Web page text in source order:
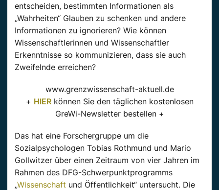
entscheiden, bestimmten Informationen als
„Wahrheiten“ Glauben zu schenken und andere
Informationen zu ignorieren? Wie können
Wissenschaftlerinnen und Wissenschaftler
Erkenntnisse so kommunizieren, dass sie auch
Zweifelnde erreichen?
www.grenzwissenschaft-aktuell.de
+ HIERkönnen Sie den täglichen kostenlosen
GreWi-Newsletter bestellen +
Das hat eine Forschergruppe um die
Sozialpsychologen Tobias Rothmund und Mario
Gollwitzer über einen Zeitraum von vier Jahren im
Rahmen des DFG-Schwerpunktprogramms
„Wissenschaft und Öffentlichkeit“ untersucht. Die